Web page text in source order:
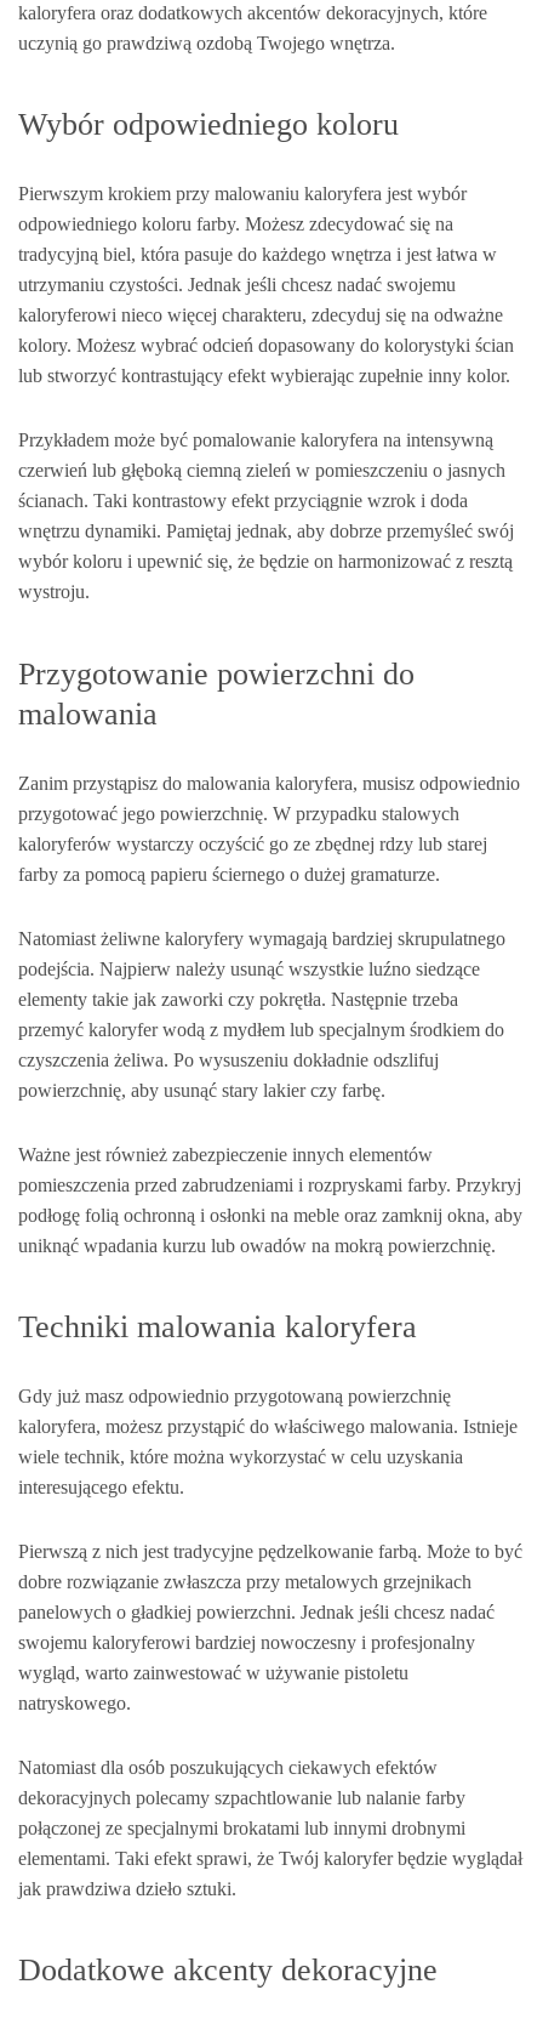
kaloryfera oraz dodatkowych akcentów dekoracyjnych, które
uczynią go prawdziwą ozdobą Twojego wnętrza.
Wybór odpowiedniego koloru
Pierwszym krokiem przy malowaniu kaloryfera jest wybór
odpowiedniego koloru farby. Możesz zdecydować się na
tradycyjną biel, która pasuje do każdego wnętrza i jest łatwa w
utrzymaniu czystości. Jednak jeśli chcesz nadać swojemu
kaloryferowi nieco więcej charakteru, zdecyduj się na odważne
kolory. Możesz wybrać odcień dopasowany do kolorystyki ścian
lub stworzyć kontrastujący efekt wybierając zupełnie inny kolor.
Przykładem może być pomalowanie kaloryfera na intensywną
czerwień lub głęboką ciemną zieleń w pomieszczeniu o jasnych
ścianach. Taki kontrastowy efekt przyciągnie wzrok i doda
wnętrzu dynamiki. Pamiętaj jednak, aby dobrze przemyśleć swój
wybór koloru i upewnić się, że będzie on harmonizować z resztą
wystroju.
Przygotowanie powierzchni do
malowania
Zanim przystąpisz do malowania kaloryfera, musisz odpowiednio
przygotować jego powierzchnię. W przypadku stalowych
kaloryferów wystarczy oczyścić go ze zbędnej rdzy lub starej
farby za pomocą papieru ściernego o dużej gramaturze.
Natomiast żeliwne kaloryfery wymagają bardziej skrupulatnego
podejścia. Najpierw należy usunąć wszystkie luźno siedzące
elementy takie jak zaworki czy pokrętła. Następnie trzeba
przemyć kaloryfer wodą z mydłem lub specjalnym środkiem do
czyszczenia żeliwa. Po wysuszeniu dokładnie odszlifuj
powierzchnię, aby usunąć stary lakier czy farbę.
Ważne jest również zabezpieczenie innych elementów
pomieszczenia przed zabrudzeniami i rozpryskami farby. Przykryj
podłogę folią ochronną i osłonki na meble oraz zamknij okna, aby
uniknąć wpadania kurzu lub owadów na mokrą powierzchnię.
Techniki malowania kaloryfera
Gdy już masz odpowiednio przygotowaną powierzchnię
kaloryfera, możesz przystąpić do właściwego malowania. Istnieje
wiele technik, które można wykorzystać w celu uzyskania
interesującego efektu.
Pierwszą z nich jest tradycyjne pędzelkowanie farbą. Może to być
dobre rozwiązanie zwłaszcza przy metalowych grzejnikach
panelowych o gładkiej powierzchni. Jednak jeśli chcesz nadać
swojemu kaloryferowi bardziej nowoczesny i profesjonalny
wygląd, warto zainwestować w używanie pistoletu
natryskowego.
Natomiast dla osób poszukujących ciekawych efektów
dekoracyjnych polecamy szpachtlowanie lub nalanie farby
połączonej ze specjalnymi brokatami lub innymi drobnymi
elementami. Taki efekt sprawi, że Twój kaloryfer będzie wyglądał
jak prawdziwa dzieło sztuki.
Dodatkowe akcenty dekoracyjne